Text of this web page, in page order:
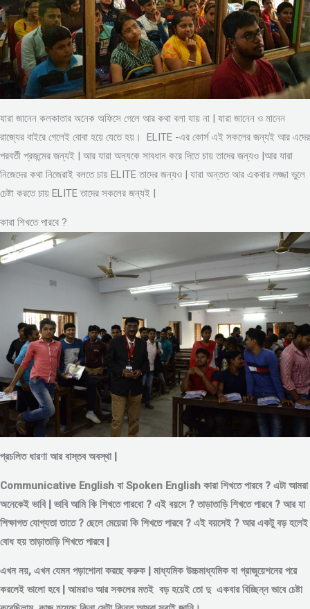
যারা জানেন কলকাতার অনেক অফিসে গেলে আর কথা বলা যায় না | যারা জানেন ও মানেন
রাজ্যের বাইরে গেলেই বোবা হয়ে যেতে হয়। ELITE -এর কোর্স এই সকলের জন্যই আর এদের
পরবর্তী প্রজন্মের জন্যই | আর যারা অন্যকে সাবধান করে দিতে চায় তাদের জন্যও |আর যারা
নিজেদের কথা নিজেরাই বলতে চায় ELITE তাদের জন্যও | যারা অন্তত আর একবার লজ্জা ভুলে
চেষ্টা করতে চায় ELITE তাদের সকলের জন্যই |
কারা শিখতে পারবে ?
প্রচলিত ধারণা আর বাস্তব অবস্থা |
Communicative English বা Spoken English কারা শিখতে পারবে ? এটা আমরা
অনেকেই ভাবি | ভাবি আমি কি শিখতে পারবো ? এই বয়সে ?তাড়াতাড়ি শিখতে পারবে ? আর যা
শিক্ষাগত যোগ্যতা তাতে ? ছেলে মেয়েরা কি শিখতে পারবে ? এই বয়সেই ? আর একটু বড় হলেই
বোধ হয় তাড়াতাড়ি শিখতে পারবে |
এখন নয়, এখন যেমন পড়াশোনা করছে করুক | মাধ্যমিক উচ্চমাধ্যমিক বা গ্রাজুয়েশনের পরে
করলেই ভালো হবে | আমরাও আর সকলের মতই বড় হয়েই তো দু একবার বিচ্ছিন্নভাবেচেষ্টা